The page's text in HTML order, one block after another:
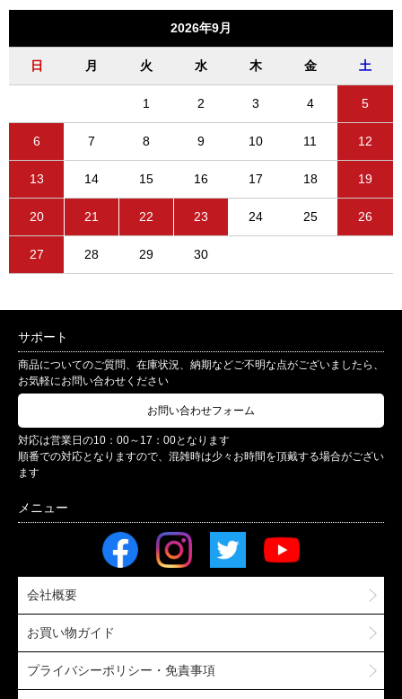
2026年9月
日 月 火 水 木 金 土
1 2 3 4 5
6 7 8 9 10 11 12
13 14 15 16 17 18 19
20 21 22 23 24 25 26
27 28 29 30
サポート
商品についてのご質問、在庫状況、納期などご不明な点がございましたら、
お気軽にお問い合わせください
お問い合わせフォーム
対応は営業日の10：00～17：00となります
順番での対応となりますので、混雑時は少々お時間を頂戴する場合がござい
ます
会社概要
お買い物ガイド
プライバシーポリシー・免責事項